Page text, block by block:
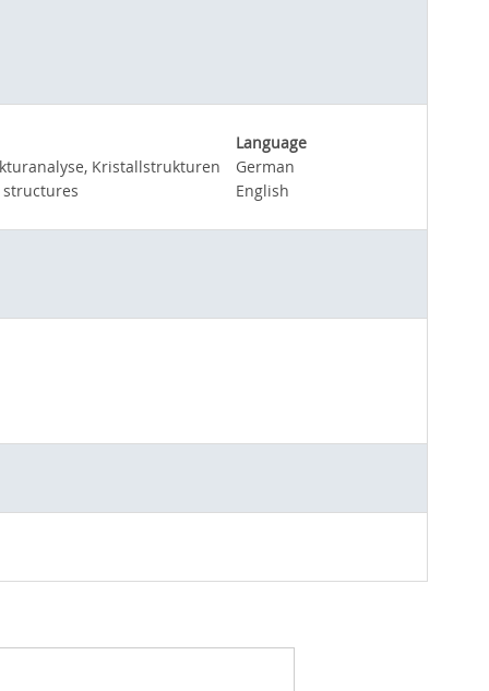
Language
Kristallstrukturen
German
structures
English